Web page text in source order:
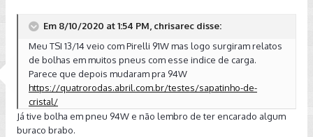
Em 8/10/2020 at 1:54 PM, chrisarec disse:
Meu TSI 13/14 veio com Pirelli 91W mas logo surgiram relatos
de bolhas em muitos pneus com esse indice de carga.
Parece que depois mudaram pra 94W
https://quatrorodas.abril.com.br/testes/sapatinho-de-
cristal/
Já tive bolha em pneu 94W e não lembro de ter encarado algum
buraco brabo.